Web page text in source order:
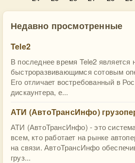
Недавно просмотренные
Tele2
В последнее время Tele2 является
быстроразвивающимся сотовым
Его отличает востребованный в
дискаунтера, е...
АТИ (АвтоТрансИнфо)
АТИ (АвтоТрансИнфо) - это
всем, кто работает на рынке
на связи. АвтоТрансИнфо
груз...